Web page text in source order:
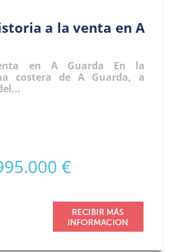
a la venta en A
en A Guarda En la
costera de A Guarda, a
€